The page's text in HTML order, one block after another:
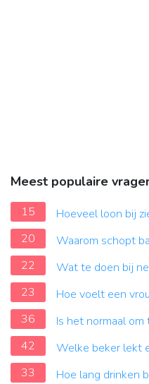
Meest populaire
15
Hoeveel loon bij
20
Waarom schopt
22
Wat te doen bij
23
Hoe voelt een
36
Is het normaal om
42
Welke beker lekt
33
Hoe lang drinken